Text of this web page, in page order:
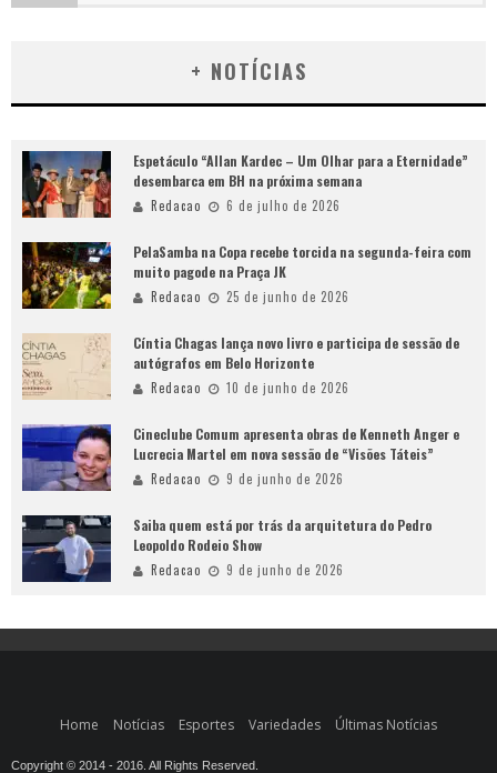
+ NOTÍCIAS
Espetáculo “Allan Kardec – Um Olhar para a Eternidade”
desembarca em BH na próxima semana
Redacao 6 de julho de 2026
PelaSamba na Copa recebe torcida na segunda-feira com
muito pagode na Praça JK
Redacao 25 de junho de 2026
Cíntia Chagas lança novo livro e participa de sessão de
autógrafos em Belo Horizonte
Redacao 10 de junho de 2026
Cineclube Comum apresenta obras de Kenneth Anger e
Lucrecia Martel em nova sessão de “Visões Táteis”
Redacao 9 de junho de 2026
Saiba quem está por trás da arquitetura do Pedro
Leopoldo Rodeio Show
Redacao 9 de junho de 2026
Home Notícias Esportes Variedades Últimas Notícias
Copyright © 2014 - 2016. All Rights Reserved.